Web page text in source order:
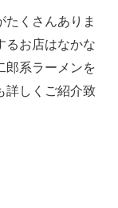
たくさんありま
るお店はなかな
郎系ラーメンを
詳しくご紹介致